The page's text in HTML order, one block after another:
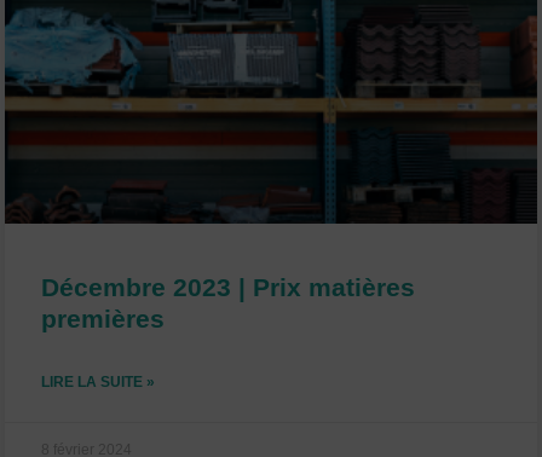
Décembre 2023 | Prix matières
premières
LIRE LA SUITE »
8 février 2024